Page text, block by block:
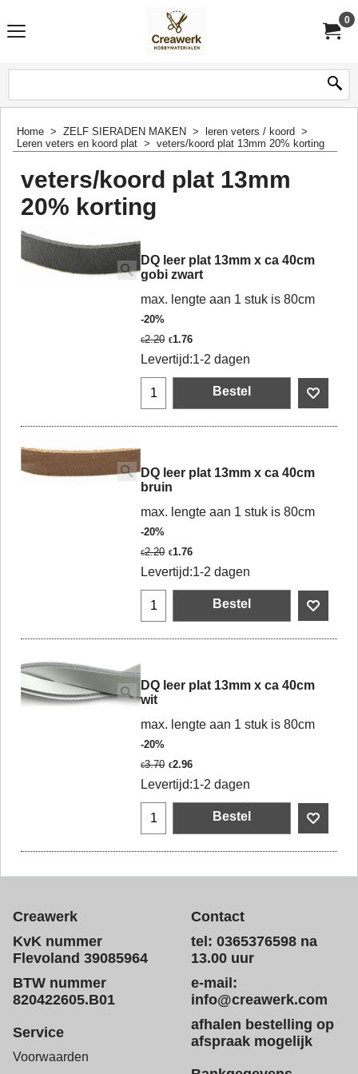
0
Home > ZELF SIERADEN MAKEN > leren veters / koord >
Leren veters en koord plat > veters/koord plat 13mm 20% korting
veters/koord plat 13mm
20% korting
DQ leer plat 13mm x ca 40cm
gobi zwart
max. lengte aan 1 stuk is 80cm
-20%
€2.20 €1.76
Levertijd:1-2 dagen
Bestel
DQ leer plat 13mm x ca 40cm
bruin
max. lengte aan 1 stuk is 80cm
-20%
€2.20 €1.76
Levertijd:1-2 dagen
Bestel
DQ leer plat 13mm x ca 40cm
wit
max. lengte aan 1 stuk is 80cm
-20%
€3.70 €2.96
Levertijd:1-2 dagen
Bestel
Creawerk
KvK nummer
Flevoland 39085964
BTW nummer
820422605.B01
Contact
tel: 0365376598 na
13.00 uur
e-mail:
info@creawerk.com
afhalen bestelling op
afspraak mogelijk
Service
Voorwaarden